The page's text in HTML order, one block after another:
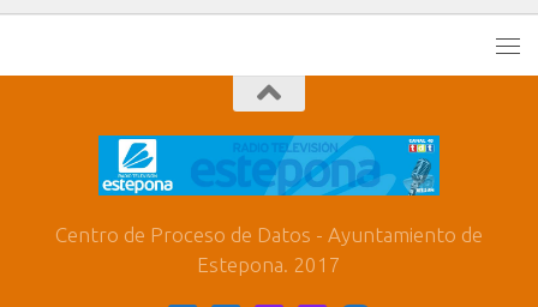
Centro de Proceso de Datos - Ayuntamiento de
Estepona. 2017